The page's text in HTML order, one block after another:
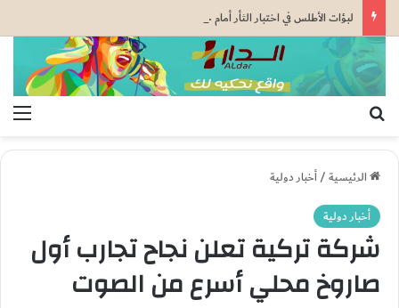
الرئيسية/أخبار دولية
أخبار دولية
شركة تركية تعلن نجاح تجارب أول
صاروخ محلي أسرع من الصوت